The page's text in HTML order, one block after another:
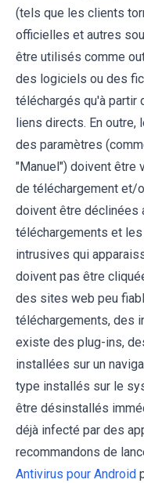
(tels que les clients
officielles et autres
être utilisés comme
des logiciels ou des
téléchargés qu'à
liens directs. En outre,
des paramètres
"Manuel") doivent
de téléchargement et/
doivent être déclinées
téléchargements et
intrusives qui
doivent pas être
des sites web peu
téléchargements, des
existe des plug-ins,
installées sur un
type installés sur le
être désinstallés
déjà infecté par des
recommandons de
Antivirus pour Android